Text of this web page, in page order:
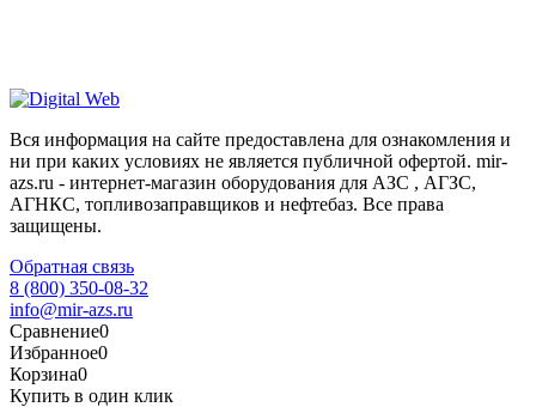
Вся информация на сайте предоставлена для ознакомления и
ни при каких условиях не является публичной офертой. mir-
azs.ru - интернет-магазин оборудования для АЗС , АГЗС,
АГНКС, топливозаправщиков и нефтебаз. Все права
защищены.
Обратная связь
8 (800) 350-08-32
info@mir-azs.ru
Сравнение0
Избранное0
Корзина0
Купить в один клик